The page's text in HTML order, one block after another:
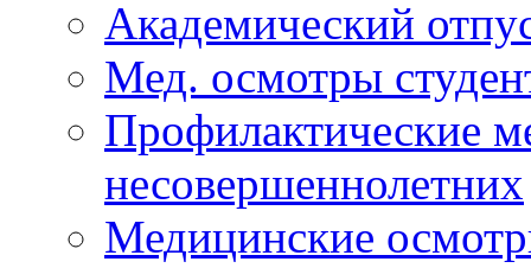
Академический
Мед. осмотры
Профилактические
несовершеннолетних
Медицинские